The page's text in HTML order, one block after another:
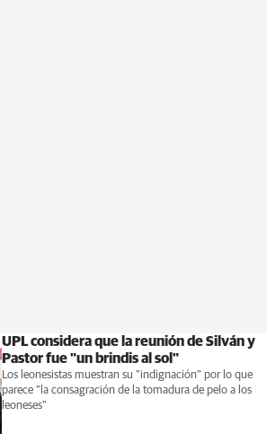
UPL considera que la reunión de Silván y
Pastor fue "un brindis al sol"
Los leonesistas muestran su "indignación" por lo que
parece "la consagración de la tomadura de pelo a los
leoneses"